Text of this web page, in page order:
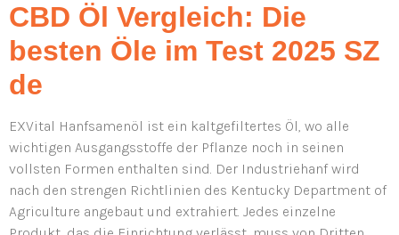
CBD Öl Vergleich: Die
besten Öle im Test 2025 SZ
de
EXVital Hanfsamenöl ist ein kaltgefiltertes Öl, wo alle
wichtigen Ausgangsstoffe der Pflanze noch in seinen
vollsten Formen enthalten sind. Der Industriehanf wird
nach den strengen Richtlinien des Kentucky Department of
Agriculture angebaut und extrahiert. Jedes einzelne